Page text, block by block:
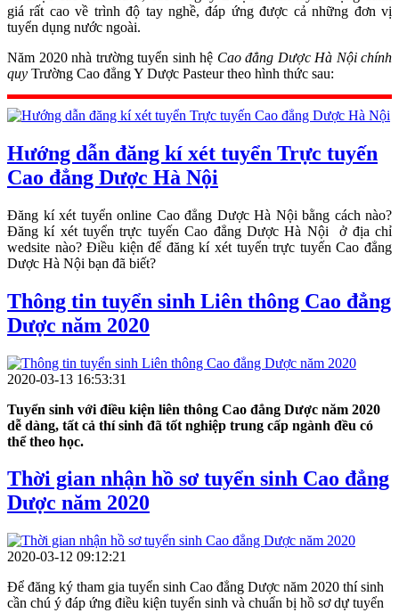
giá rất cao về trình độ tay nghề, đáp ứng được cả những đơn vị
tuyển dụng nước ngoài.
Năm 2020 nhà trường tuyển sinh hệ Cao đẳng Dược Hà Nội chính
quy Trường Cao đẳng Y Dược Pasteur theo hình thức sau:
Phương thức 1: Xét tuyển theo kết quả của kỳ thi THPT quốc gia
thí sinh đạt kết quả đủ điểm xét tốt nghiệp THPT và không có môn
Cao đẳng Dược(Mã ngành - 6720401): Xét tuyển các thí sinh thi
đỗ kỳ thì THPT Quốc gia là đủ điều kiện ngưỡng đảm bảo chất
2020. Như vậy, thí sinh chỉ cần tốt nghiệp THPT là đủ điều kiện
nộp hồ sơ xét tuyển thẳng vào Trường Cao đẳng Y Dược Pasteur.
Đối với những thí sinh tốt nghiệp THPT từ năm 2019 trở về trước)
THPT.
Thí sinh trúng tuyểnCao đẳng Dược Hà Nội
Dược Pasteur có cơ hội:
➡ Được đào tạo trong mô hình giáo dục mới, ít lý thuyết, tập trung
vào thực hành nghề nghiệp để không chỉ giỏi lý thuyết mà phải giỏi
kỹ năng nghề dược thực tế để ra trường có việc làm ngay và làm
ngay được việc tại các cơ quan tuyển dụng Dược sĩ mà không phải
đào tạo lại như một số Trường khác.
dạy Đại học Dược Hà Nội, Học viện Quân Y, Học viện Y Dược
học cổ truyền Việt Nam.
ty, Nhà thuốc bệnh viện lớn địa bàn TP. Hà Nội. Đặc biệt, Trường
Cao đẳng Y Dược Pasteur là Trường duy nhất trên địa bàn thành
phố Hà Nội có Bệnh viện riêng trực thuộc Nhà trường nên sinh viên
được thực tập, thực hành, thực tế Khoa Dược – Bệnh Viện, Nhà
thuốc Bệnh viện nhiều hơn sinh viên các Trường khác.
Hướng dẫn đăng kí xét tuyển Trực tuyến
Cao đẳng Dược Hà Nội
Đăng kí xét tuyển online Cao đẳng Dược Hà Nội bằng cách nào?
Đăng kí xét tuyển trực tuyến Cao đẳng Dược Hà Nội ở địa chỉ
wedsite nào? Điều kiện để đăng kí xét tuyển trực tuyến Cao đẳng
Dược Hà Nội bạn đã biết?
Thông tin tuyển sinh Liên thông Cao đẳng
Dược năm 2020
2020-03-13 16:53:31
Tuyển sinh với điều kiện liên thông Cao đẳng Dược năm 2020
dễ dàng, tất cả thí sinh đã tốt nghiệp trung cấp ngành đều có
thể theo học.
Thời gian nhận hồ sơ tuyển sinh Cao đẳng
Dược năm 2020
2020-03-12 09:12:21
Để đăng ký tham gia tuyển sinh Cao đẳng Dược năm 2020 thí sinh
cần chú ý đáp ứng điều kiện tuyển sinh và chuẩn bị hồ sơ dự tuyển